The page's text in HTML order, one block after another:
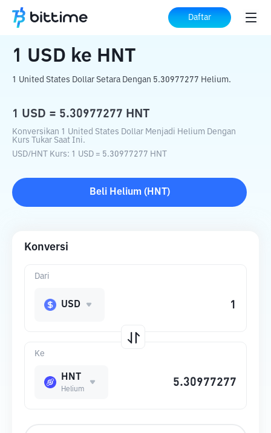
Daftar
Beranda Konverter Kripto ke HNT
1 USD ke HNT
1 United States Dollar Setara Dengan 5.30977277 Helium.
1 USD = 5.30977277 HNT
Konversikan 1 United States Dollar Menjadi Helium Dengan
Kurs Tukar Saat Ini.
USD/HNT Kurs: 1 USD = 5.30977277 HNT
Beli Helium( HNT )
Konversi
Ke
HNT
Helium
Dari
USD